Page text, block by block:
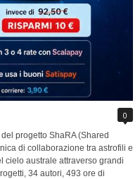
0
progetto ShaRA (Shared
di collaborazione tra astrofili e
cielo australe attraverso grandi
34 autori, 493 ore di